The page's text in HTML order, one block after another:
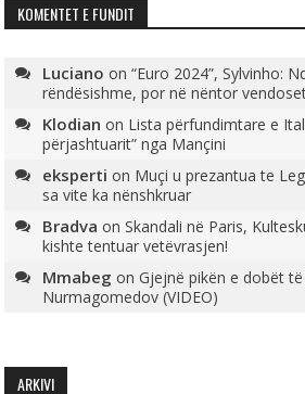
KOMENTET E FUNDIT
Luciano on“Euro 2024”, Sylvinho:
rëndësishme, por në nëntor
Klodian on Lista përfundimtare e
përjashtuarit” nga Mançini
eksperti on Muçi u prezantua te
sa vite ka nënshkruar
Bradva onSkandali në Paris,
kishte tentuar vetëvrasjen!
Mmabeg onGjejnë pikën e dobët
Nurmagomedov (VIDEO)
ARKIVI